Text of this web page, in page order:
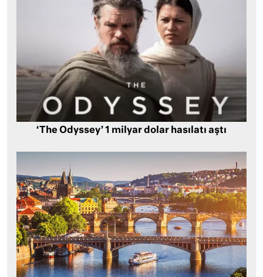
‘The Odyssey’ 1 milyar dolar hasılatı aştı